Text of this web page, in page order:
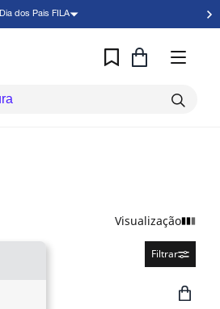
Dia dos Pais FILA
Visualização
Filtrar